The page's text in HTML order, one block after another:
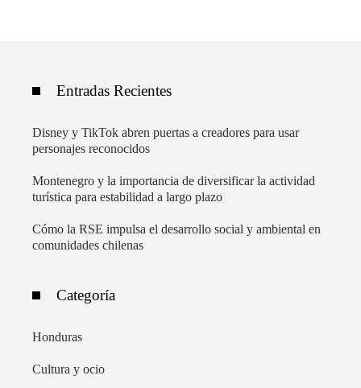
Entradas Recientes
Disney y TikTok abren puertas a creadores para usar
personajes reconocidos
Montenegro y la importancia de diversificar la actividad
turística para estabilidad a largo plazo
Cómo la RSE impulsa el desarrollo social y ambiental en
comunidades chilenas
Categoría
Honduras
Cultura y ocio